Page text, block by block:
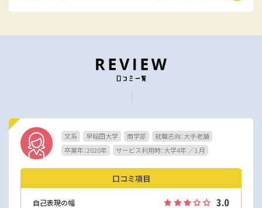
文系 早稲田大学 商学部
就職志向：大手老舗
卒業年：2020年
サービス利用時：大学4年 ／1 月
口コミ項目
自己表現の幅 3.0